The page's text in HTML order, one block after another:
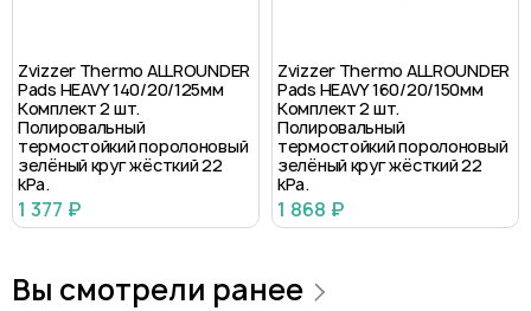
Zvizzer Thermo ALLROUNDER
Pads HEAVY 140/20/125мм
Комплект 2 шт.
Полировальный
термостойкий поролоновый
зелёный круг жёсткий 22
kPa.
1 377 ₽
Zvizzer Thermo ALLROUNDER
Pads HEAVY 160/20/150мм
Комплект 2 шт.
Полировальный
термостойкий поролоновый
зелёный круг жёсткий 22
kPa.
1 868 ₽
Вы смотрели ранее